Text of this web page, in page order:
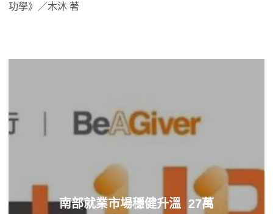
功學》／木沐 著
南部就業市場穩健升溫 27萬